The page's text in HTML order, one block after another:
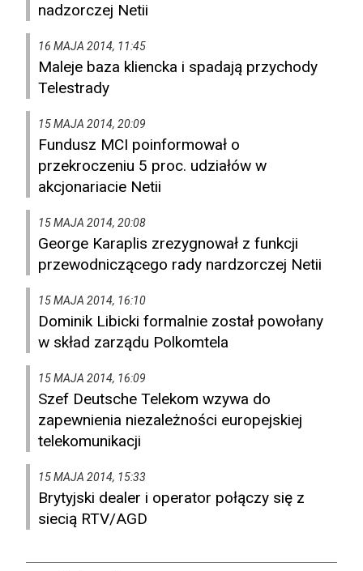
nadzorczej Netii
16 MAJA 2014, 11:45
Maleje baza kliencka i spadają przychody
Telestrady
15 MAJA 2014, 20:09
Fundusz MCI poinformował o
przekroczeniu 5 proc. udziałów w
akcjonariacie Netii
15 MAJA 2014, 20:08
George Karaplis zrezygnował z funkcji
przewodniczącego rady nardzorczej Netii
15 MAJA 2014, 16:10
Dominik Libicki formalnie został powołany
w skład zarządu Polkomtela
15 MAJA 2014, 16:09
Szef Deutsche Telekom wzywa do
zapewnienia niezależności europejskiej
telekomunikacji
15 MAJA 2014, 15:33
Brytyjski dealer i operator połączy się z
siecią RTV/AGD